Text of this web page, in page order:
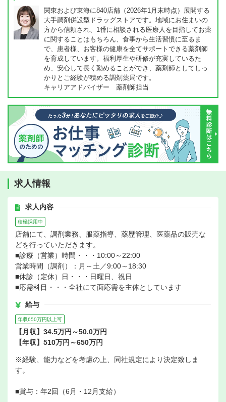
関東および東海に840店舗（2026年1月末時点）展開する
大手調剤併設型ドラッグストアです。地域にお住まいの
方から信頼され、1番に相談される医療人を目指してお薬
に関することはもちろん、食事から生活習慣に至るま
で、患者様、お客様の健康を全てサポートできる薬剤師
を育成しています。福利厚生や研修が充実しているた
め、安心して長く勤めることができ、薬剤師としてしっ
かりとご経験が積める調剤薬局です。
キャリアアドバイザー 薬剤師担当
求人情報
求人内容
積極採用中
店舗にて、調剤業務、服薬指導、薬歴管理、医薬品の販売な
どを行っていただきます。
■診療（営業）時間・・・10:00～22:00
営業時間（調剤）：月～土／9:00～18:30
■休診（定休）日・・・日曜日、祝日
■応需科目・・・全社にて面応需を主体としています
給与
年収650万円以上可
【月収】34.5万円～50.0万円
【年収】510万円～650万円
※経験、能力などを考慮の上、同社規定により決定致しま
す。
■賞与：年2回（6月・12月支給）